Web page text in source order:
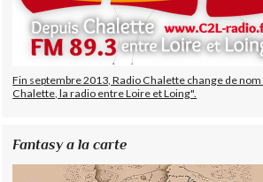
Fin septembre 2013, Radio Chalette change de
Chalette, la radio entre Loire et Loing".
Fantasy a la carte